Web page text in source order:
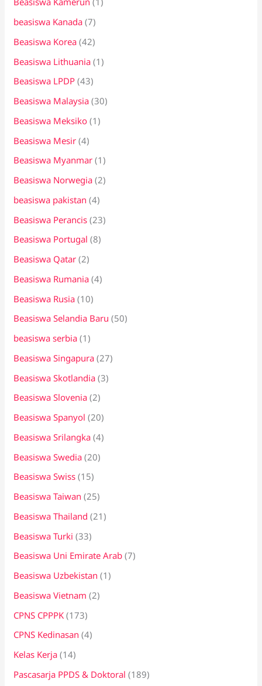
beasiswa Kanada (7)
Beasiswa Korea (42)
Beasiswa Lithuania (1)
Beasiswa LPDP (43)
Beasiswa Malaysia (30)
Beasiswa Meksiko (1)
Beasiswa Mesir (4)
Beasiswa Myanmar (1)
Beasiswa Norwegia (2)
beasiswa pakistan (4)
Beasiswa Perancis (23)
Beasiswa Portugal (8)
Beasiswa Qatar (2)
Beasiswa Rumania (4)
Beasiswa Rusia (10)
Beasiswa Selandia Baru (50)
beasiswa serbia (1)
Beasiswa Singapura (27)
Beasiswa Skotlandia (3)
Beasiswa Slovenia (2)
Beasiswa Spanyol (20)
Beasiswa Srilangka (4)
Beasiswa Swedia (20)
Beasiswa Swiss (15)
Beasiswa Taiwan (25)
Beasiswa Thailand (21)
Beasiswa Turki (33)
Beasiswa Uni Emirate Arab (7)
Beasiswa Uzbekistan (1)
Beasiswa Vietnam (2)
CPNS CPPPK (173)
CPNS Kedinasan (4)
Kelas Kerja (14)
Pascasarja PPDS & Doktoral (189)